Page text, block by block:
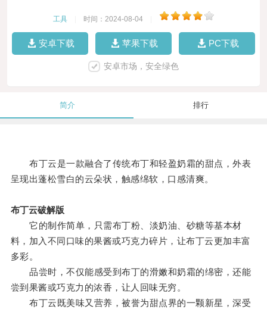
工具 时间：2024-08-04
安卓下载 苹果下载 PC下载
安卓市场，安全绿色
简介 排行
布丁云是一款融合了传统布丁和轻盈奶霜的甜点，外表
呈现出蓬松雪白的云朵状，触感绵软，口感清爽。
布丁云破解版
它的制作简单，只需布丁粉、淡奶油、砂糖等基本材
料，加入不同口味的果酱或巧克力碎片，让布丁云更加丰富
多彩。
品尝时，不仅能感受到布丁的滑嫩和奶霜的绵密，还能
尝到果酱或巧克力的浓香，让人回味无穷。
布丁云既美味又营养，被誉为甜点界的一颗新星，深受